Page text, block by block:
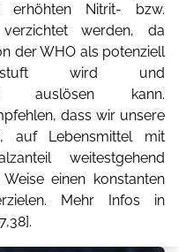
erhöhten Nitrit- bzw.
werden, da
der WHO als potenziell
wird und
auslösen kann.
dass wir unsere
auf Lebensmittel mit
weitestgehend
einen konstanten
Mehr Infos in
,38].